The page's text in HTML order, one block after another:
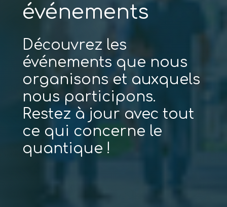
événements
Découvrez les
événements que nous
organisons et auxquels
nous participons.
Restez à jour avec tout
ce qui concerne le
quantique !